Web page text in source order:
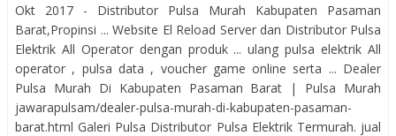
Okt 2017 - Distributor Pulsa Murah Kabupaten Pasaman
Barat,Propinsi ... Website El Reload Server dan Distributor Pulsa
Elektrik All Operator dengan produk ... ulang pulsa elektrik All
operator , pulsa data , voucher game online serta ... Dealer
Pulsa Murah Di Kabupaten Pasaman Barat | Pulsa Murah
jawarapulsam/dealer-pulsa-murah-di-kabupaten-pasaman-
barat.html Galeri Pulsa Distributor Pulsa Elektrik Termurah. jual